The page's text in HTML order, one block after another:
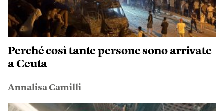
Perché così tante persone sono arrivate
a Ceuta
Annalisa Camilli